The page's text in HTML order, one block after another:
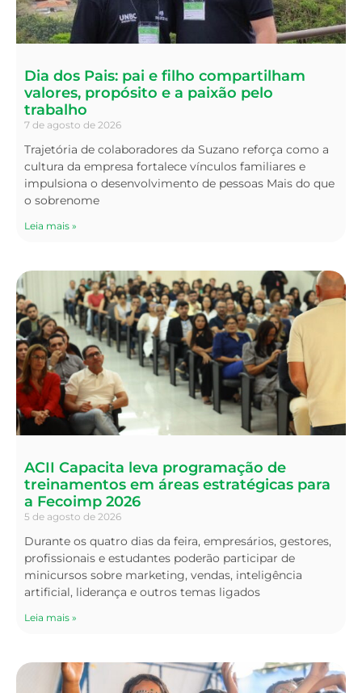
Dia dos Pais: pai e filho compartilham
valores, propósito e a paixão pelo
trabalho
7 de agosto de 2026
Trajetória de colaboradores da Suzano reforça como a
cultura da empresa fortalece vínculos familiares e
impulsiona o desenvolvimento de pessoas Mais do que
o sobrenome
Leia mais »
ACII Capacita leva programação de
treinamentos em áreas estratégicas para
a Fecoimp 2026
5 de agosto de 2026
Durante os quatro dias da feira, empresários, gestores,
profissionais e estudantes poderão participar de
minicursos sobre marketing, vendas, inteligência
artificial, liderança e outros temas ligados
Leia mais »